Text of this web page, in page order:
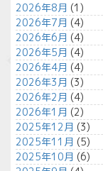
2026年8月 (1)
2026年7月 (4)
2026年6月 (4)
2026年5月 (4)
2026年4月 (4)
2026年3月 (3)
2026年2月 (4)
2026年1月 (2)
2025年12月 (3)
2025年11月 (5)
2025年10月 (6)